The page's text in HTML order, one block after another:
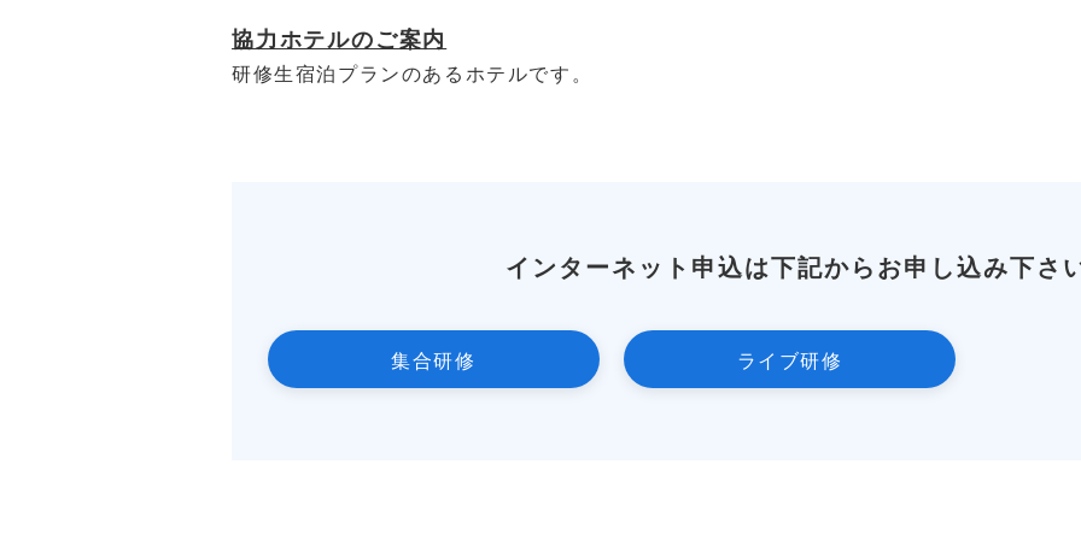
協力ホテルのご案内
研修生宿泊プランのあるホテルです。
インターネット申込は下記からお申し込み下さ
集合研修 ライブ研修